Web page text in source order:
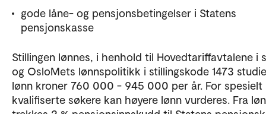
gode låne- og pensjonsbetingelser i Statens
pensjonskasse
Stillingen lønnes, i henhold til Hovedtariffavtalene i
og OsloMets lønnspolitikk i stillingskode 1473
lønn kroner 760 000 - 945 000 per år. For spesielt
kvalifiserte søkere kan høyere lønn vurderes. Fra